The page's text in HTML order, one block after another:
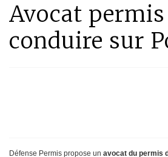
Avocat permis
conduire sur
Défense Permis propose un avocat du permis